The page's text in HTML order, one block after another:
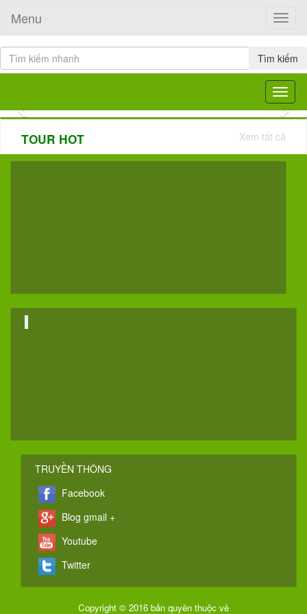
Toggle
Menu
Tìm kiếm
Toggle
Previous
TOUR HOT Xem tất cả
TRUYỀN THÔNG
Facebook
Blog gmail +
Youtube
Twitter
Copyright © 2016 bản quyền thuộc về